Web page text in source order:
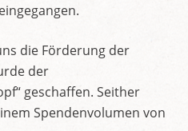
die Förderung der
der
geschaffen. Seither
Spendenvolumen von